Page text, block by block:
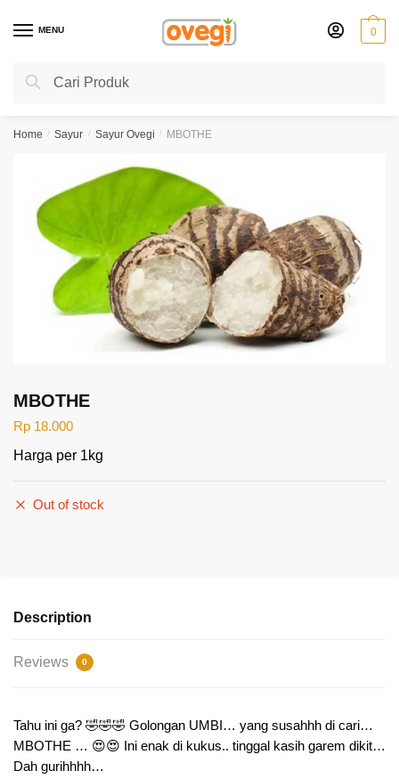
MENU
Search
Search
0
Home / Sayur / Sayur Ovegi / MBOTHE
MBOTHE
Rp 18.000
Harga per 1kg
Out of stock
Description
Reviews 0
Tahu ini ga? 🤣🤣🤣 Golongan UMBI… yang susahhh di cari…
MBOTHE … 😍😍 Ini enak di kukus.. tinggal kasih garem dikit…
Dah gurihhhh…